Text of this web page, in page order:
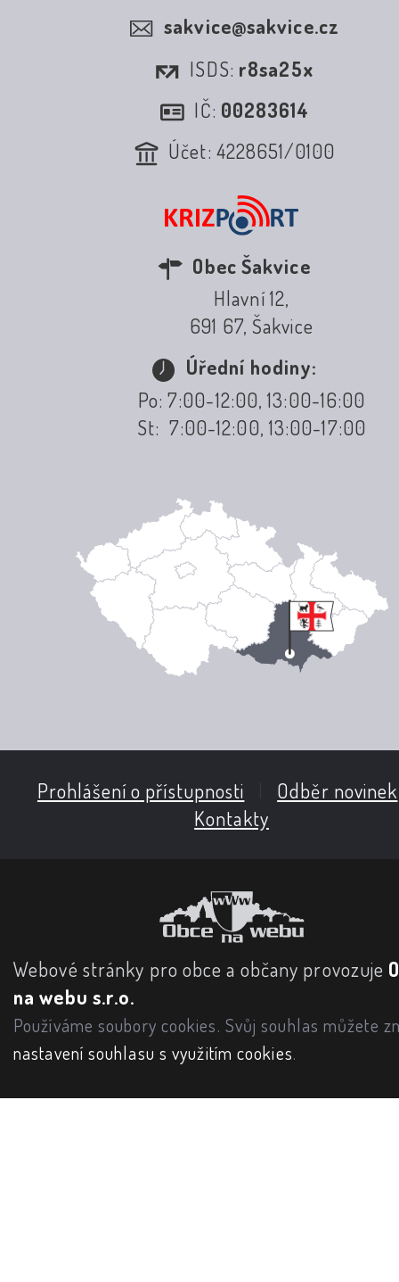
sakvice@sakvice.cz
ISDS: r8sa25x
IČ: 00283614
Účet: 4228651/0100
Obec Šakvice
Hlavní 12,
691 67, Šakvice
Úřední hodiny:
Po: 7:00-12:00, 13:00-16:00
St: 7:00-12:00, 13:00-17:00
Prohlášení o přístupnosti Odběr novinek
Kontakty
Webové stránky pro obce a občany provozuje
na webu s.r.o.
Používáme soubory cookies. Svůj souhlas můžete
nastavení souhlasu s využitím cookies.